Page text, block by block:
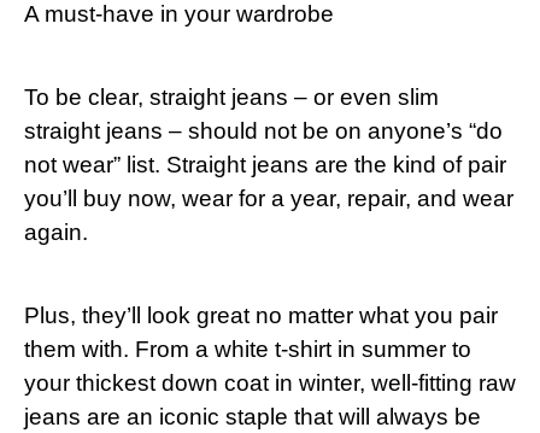
A must-have in your wardrobe
To be clear, straight jeans – or even ⁤slim
straight jeans⁢ – should not be on⁣ anyone’s “do
not​ wear” list. Straight jeans are the kind of pair
you’ll buy now, wear for a year, repair, and wear
again.
Plus, they’ll look great‍ no matter what you ⁣pair
them with. From a white t-shirt in summer to‌
your thickest down ​coat in winter, well-fitting raw
jeans are an iconic staple that will always be